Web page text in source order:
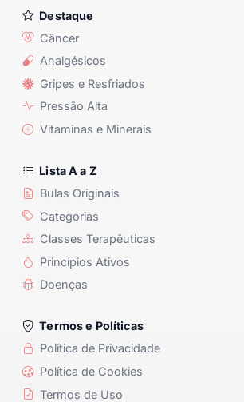
Destaque
Câncer
Analgésicos
Gripes e Resfriados
Pressão Alta
Vitaminas e Minerais
Lista A a Z
Bulas Originais
Categorias
Classes Terapêuticas
Princípios Ativos
Doenças
Termos e Políticas
Política de Privacidade
Política de Cookies
Termos de Uso